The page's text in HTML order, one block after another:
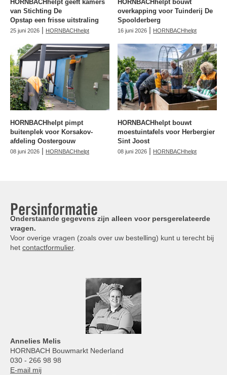
HORNBACHhelpt geeft kamers
van Stichting De
Opstap een frisse uitstraling
25 juni 2026 HORNBACHhelpt
HORNBACHhelpt bouwt
overkapping voor Tuinderij De
Spoolderberg
16 juni 2026 HORNBACHhelpt
HORNBACHhelpt pimpt
buitenplek voor Korsakov-
afdeling Oostergouw
08 juni 2026 | HORNBACHhelpt
HORNBACHhelpt bouwt
moestuintafels voor Herbergier
Sint Joost
08 juni 2026 | HORNBACHhelpt
Persinformatie
Onderstaande gegevens zijn alleen voor persgerelateerde
vragen.
Voor overige vragen (zoals over uw bestelling) kunt u terecht bij
het contactformulier.
Annelies Melis
HORNBACH Bouwmarkt Nederland
030 - 266 98 98
E-mail mij